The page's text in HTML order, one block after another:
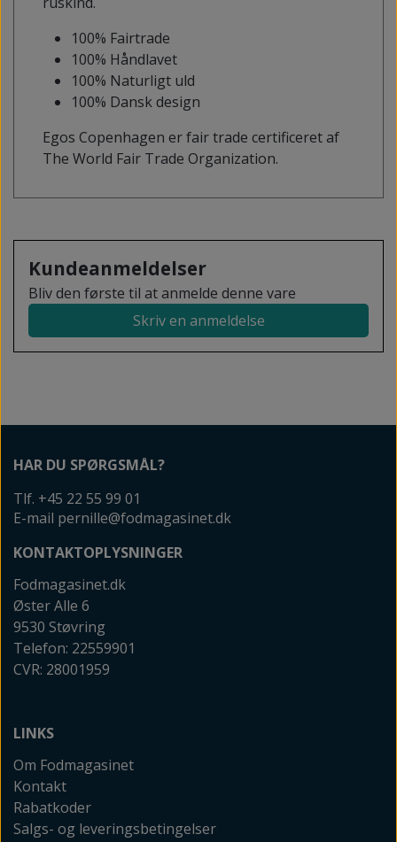
100% Fairtrade
100% Håndlavet
100% Naturligt uld
100% Dansk design
Egos Copenhagen er fair trade certificeret af
The World Fair Trade Organization.
Kundeanmeldelser
Bliv den første til at anmelde denne vare
Skriv en anmeldelse
HAR DU SPØRGSMÅL?
Tlf. +45 22 55 99 01
E-mail pernille@fodmagasinet.dk
KONTAKTOPLYSNINGER
Fodmagasinet.dk
Øster Alle 6
9530 Støvring
Telefon: 22559901
CVR: 28001959
LINKS
Om Fodmagasinet
Kontakt
Rabatkoder
Salgs- og leveringsbetingelser